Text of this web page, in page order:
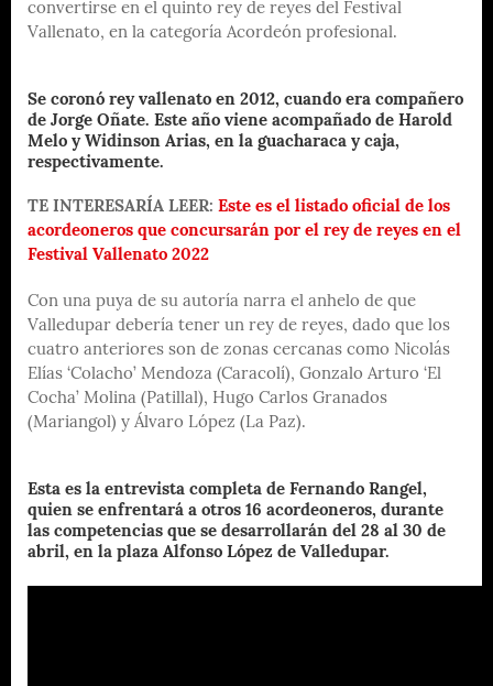
convertirse en el quinto rey de reyes del Festival
Vallenato, en la categoría Acordeón profesional.
Se coronó rey vallenato en 2012, cuando era compañero
de Jorge Oñate. Este año viene acompañado de Harold
Melo y Widinson Arias, en la guacharaca y caja,
respectivamente.
TE INTERESARÍA LEER: Este es el listado oficial de los
acordeoneros que concursarán por el rey de reyes en el
Festival Vallenato 2022
Con una puya de su autoría narra el anhelo de que
Valledupar debería tener un rey de reyes, dado que los
cuatro anteriores son de zonas cercanas como Nicolás
Elías ‘Colacho’ Mendoza (Caracolí), Gonzalo Arturo ‘El
Cocha’ Molina (Patillal), Hugo Carlos Granados
(Mariangol) y Álvaro López (La Paz).
Esta es la entrevista completa de Fernando Rangel,
quien se enfrentará a otros 16 acordeoneros, durante
las competencias que se desarrollarán del 28 al 30 de
abril, en la plaza Alfonso López de Valledupar.